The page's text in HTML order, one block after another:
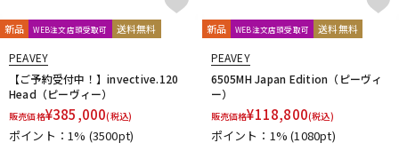
新品 WEB注文店頭受取可 送料無料
PEAVEY
【ご予約受付中！】invective.120
Head（ピーヴィー）
販売価格¥385,000(税込)
ポイント：1% (3500pt)
新品 WEB注文店頭受取可 送料無料
PEAVEY
6505MH Japan Edition（ピーヴィ
ー）
販売価格¥118,800(税込)
ポイント：1%(1080pt)